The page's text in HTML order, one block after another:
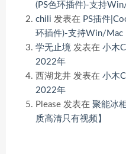
(PS色环插件)-支持
chili 发表在 PS插件
环插件)-支持Win/Mac
学无止境 发表在 小木
2022年
西湖龙井 发表在 小木
2022年
Please 发表在 聚能冰
质高清只有视频】